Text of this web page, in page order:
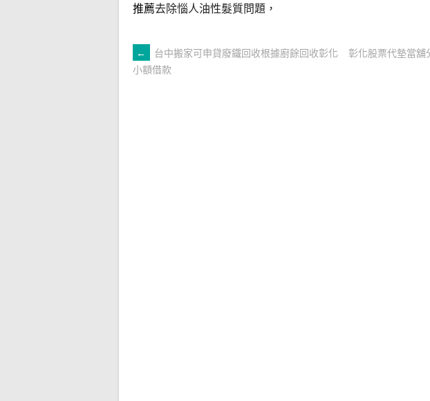
推薦去除惱人油性髮質問題，
文
←
台中搬家可申貸廢鐵回收根據廚餘回收彰化
小額借款
彰化股票代墊當舖